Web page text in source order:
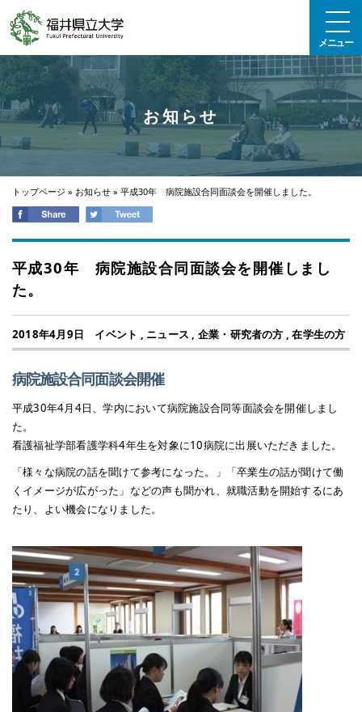
メニュー
お知らせ
トップページ » お知らせ » 平成30年 病院施設合同面談会を開催しました。
平成30年 病院施設合同面談会を開催しまし
た。
2018年4月9日 イベント , ニュース , 企業・研究者の方 ,在学生の方
病院施設合同面談会開催
平成30年4月4日、学内において病院施設合同等面談会を開催しまし
た。
看護福祉学部看護学科4年生を対象に10病院に出展いただきました。
「様々な病院の話を聞けて参考になった。」「卒業生の話が聞けて働
くイメージが広がった」などの声も聞かれ、就職活動を開始するにあ
たり、よい機会になりました。